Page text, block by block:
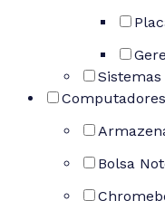
Computadores
Bolsa